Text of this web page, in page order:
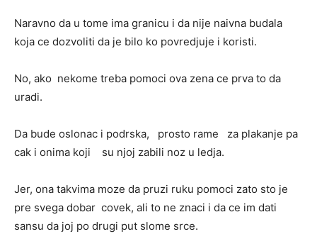
Naravno da u tome ima granicu i da nije naivna budala
koja ce dozvoliti da je bilo ko povredjuje i koristi.
No, ako nekome treba pomoci ova zena ce prva to da
uradi.
Da bude oslonac i podrska, prosto rame za plakanje pa
cak i onima koji su njoj zabili noz u ledja.
Jer, ona takvima moze da pruzi ruku pomoci zato sto je
pre svega dobar covek, ali to ne znaci i da ce im dati
sansu da joj po drugi put slome srce.